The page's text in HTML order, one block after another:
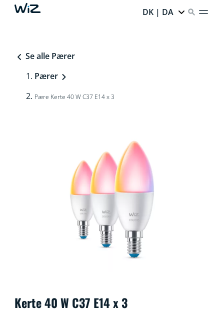
DK | DA
Se alle Pærer
Pærer
Pære Kerte 40 W C37 E14 x 3
Kerte 40 W C37 E14 x 3